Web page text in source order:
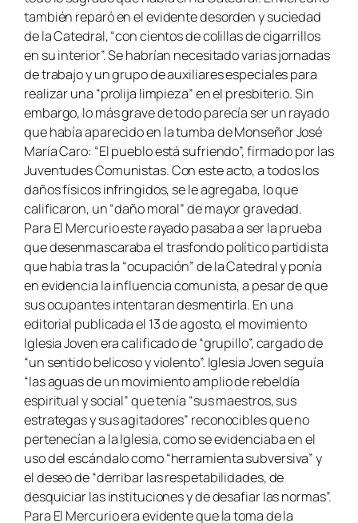
también reparó en el evidente desorden y suciedad
de la Catedral, “con cientos de colillas de cigarrillos
en su interior”. Se habrían necesitado varias jornadas
de trabajo y un grupo de auxiliares especiales para
realizar una “prolija limpieza” en el presbiterio. Sin
embargo, lo más grave de todo parecía ser un rayado
que había aparecido en la tumba de Monseñor José
María Caro: “El pueblo está sufriendo”, firmado por las
Juventudes Comunistas. Con este acto, a todos los
daños físicos infringidos, se le agregaba, lo que
calificaron, un “daño moral” de mayor gravedad.
Para El Mercurio este rayado pasaba a ser la prueba
que desenmascaraba el trasfondo político partidista
que había tras la “ocupación” de la Catedral y ponía
en evidencia la influencia comunista, a pesar de que
sus ocupantes intentaran desmentirla. En una
editorial publicada el 13 de agosto, el movimiento
Iglesia Joven era calificado de “grupillo”, cargado de
“un sentido belicoso y violento”. Iglesia Joven seguía
“las aguas de un movimiento amplio de rebeldía
espiritual y social” que tenía “sus maestros, sus
estrategas y sus agitadores” reconocibles que no
pertenecían a la Iglesia, como se evidenciaba en el
uso del escándalo como “herramienta subversiva” y
el deseo de “derribar las respetabilidades, de
desquiciar las instituciones y de desafiar las normas”.
Para El Mercurio era evidente que la toma de la